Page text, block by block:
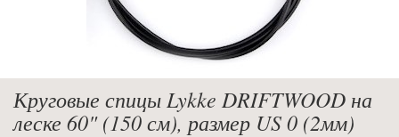
Круговые спицы Lykke DRIFTWOOD на
леске 60" (150 см), размер US 0 (2мм)